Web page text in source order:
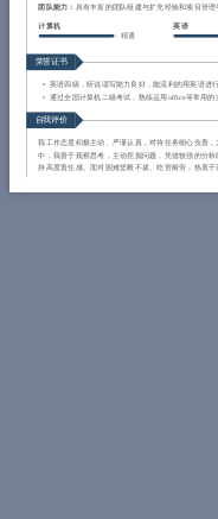
团队能力： 具有丰富的团队组建与扩充经验和项目管理
计算机
精通
英语
荣誉证书
英语四级，听说读写能力良好，能流利的用英语进
通过全国计算机二级考试，熟练运用office等常用的
自我评价
我工作态度积极主动、严谨认真，对待任务细心负责
中，我善于观察思考，主动挖掘问题，凭借较强的分
持高度责任感。面对困难坚毅不拔、吃苦耐劳，热衷于